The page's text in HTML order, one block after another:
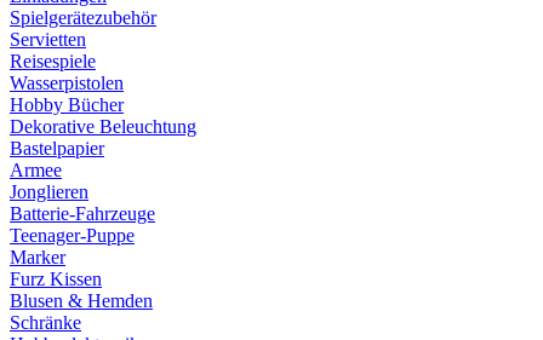
Spielgerätezubehör
Servietten
Reisespiele
Wasserpistolen
Hobby Bücher
Dekorative Beleuchtung
Bastelpapier
Armee
Jonglieren
Batterie-Fahrzeuge
Teenager-Puppe
Marker
Furz Kissen
Blusen & Hemden
Schränke